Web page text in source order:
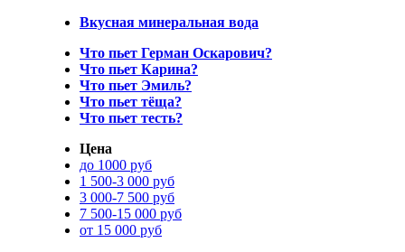
Вкусная минеральная вода
Что пьет Герман Оскарович?
Что пьет Карина?
Что пьет Эмиль?
Что пьет тёща?
Что пьет тесть?
Цена
до 1000 руб
1 500-3 000 руб
3 000-7 500 руб
7 500-15 000 руб
от 15 000 руб